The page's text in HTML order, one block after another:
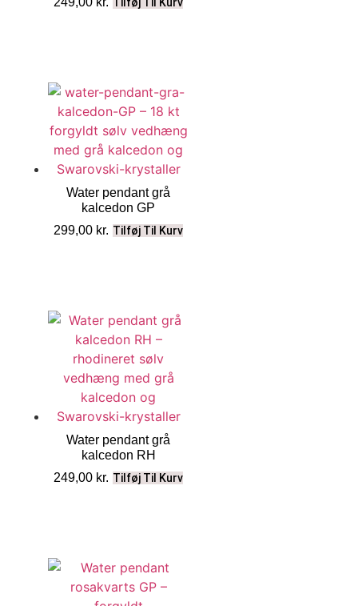
Tilføj Til Kurv
Water pendant grå
kalcedon GP
299,00 kr. Tilføj Til Kurv
Water pendant grå
kalcedon RH
249,00 kr. Tilføj Til Kurv